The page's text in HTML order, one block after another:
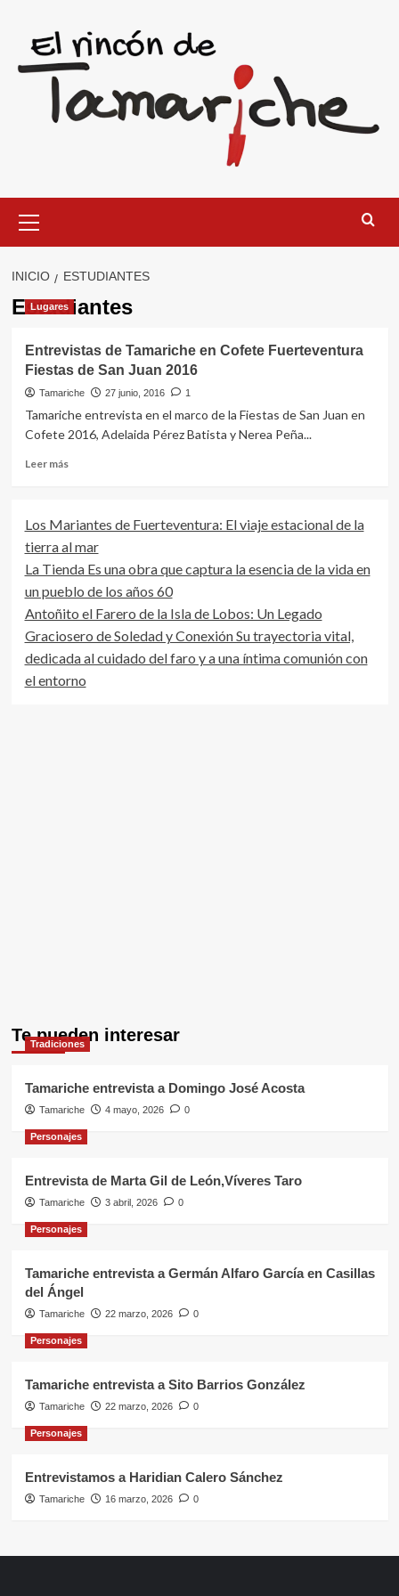
contenido
primario
INICIO ESTUDIANTES
Estudiantes
Lugares
Entrevistas de Tamariche en Cofete Fuerteventura
Fiestas de San Juan 2016
Tamariche 27 junio, 2016 1
Tamariche entrevista en el marco de la Fiestas de San Juan en
Cofete 2016, Adelaida Pérez Batista y Nerea Peña...
Leer másLeer
de
Tamariche
en
Cofete
Fuerteventura
Fiestas
San
Juan
2016
Los Mariantes de Fuerteventura: El viaje estacional de la
tierra al mar
La Tienda Es una obra que captura la esencia de la vida en
un pueblo de los años 60
Antoñito el Farero de la Isla de Lobos: Un Legado
Graciosero de Soledad y Conexión Su trayectoria vital,
dedicada al cuidado del faro y a una íntima comunión con
el entorno
Te pueden interesar
Tradiciones
Tamariche entrevista a Domingo José Acosta
Tamariche 4 mayo, 2026 0
Personajes
Entrevista de Marta Gil de León,Víveres Taro
Tamariche 3 abril, 2026 0
Personajes
Tamariche entrevista a Germán Alfaro García en Casillas
del Ángel
Tamariche 22 marzo, 2026 0
Personajes
Tamariche entrevista a Sito Barrios González
Tamariche 22 marzo, 2026 0
Personajes
Entrevistamos a Haridian Calero Sánchez
Tamariche 16 marzo, 2026 0